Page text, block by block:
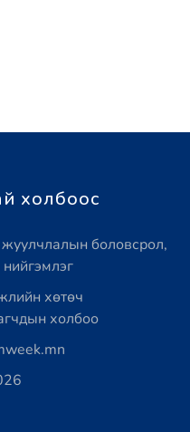
холбоос
боловсрол,
хөтөч
холбоо